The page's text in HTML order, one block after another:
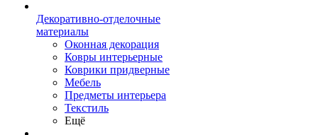
Декоративно-отделочные
материалы
Оконная декорация
Ковры интерьерные
Коврики придверные
Мебель
Предметы интерьера
Текстиль
Ещё